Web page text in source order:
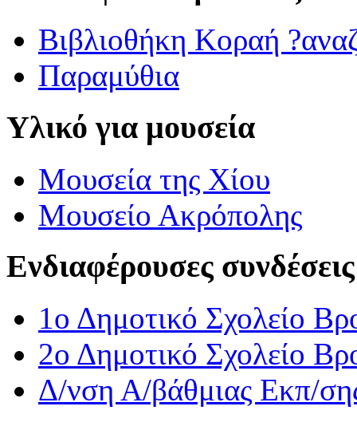
Βιβλιοθήκη Κοραή
Παραμύθια
Υλικό για μουσεία
Μουσεία της Χίου
Μουσείο Ακρόπολης
Ενδιαφέρουσες συνδέσεις
1ο Δημοτικό Σχολείο
2ο Δημοτικό Σχολείο
Δ/νση Α/βάθμιας Εκπ/